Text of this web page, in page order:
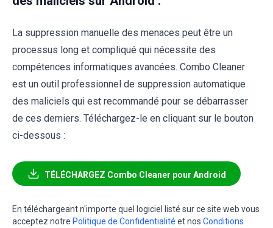
La suppression manuelle des menaces peut être un
processus long et compliqué qui nécessite des
compétences informatiques avancées. Combo Cleaner
est un outil professionnel de suppression automatique
des maliciels qui est recommandé pour se débarrasser
de ces derniers. Téléchargez-le en cliquant sur le bouton
ci-dessous :
TÉLÉCHARGEZ Combo Cleaner pour Android
En téléchargeant n'importe quel logiciel listé sur ce site web vous
acceptez notre Politique de Confidentialité et nos Conditions